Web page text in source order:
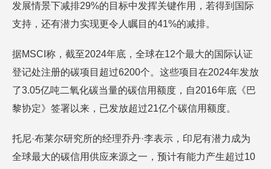
发展情景下减排29%的目标中发挥关键作用，若得到国际
支持，还有潜力实现更令人瞩目的41%的减排。
据MSCI称，截至2024年底，全球在12个最大的国际认证
登记处注册的碳项目超过6200个。这些项目在2024年发放
了3.05亿吨二氧化碳当量的碳信用额度，自2016年底《巴
黎协定》签署以来，已发放超过21亿个碳信用额度。
托尼·布莱尔研究所的经理乔丹·李表示，印尼有潜力成为
全球最大的碳信用供应来源之一，预计有能力产生超过10